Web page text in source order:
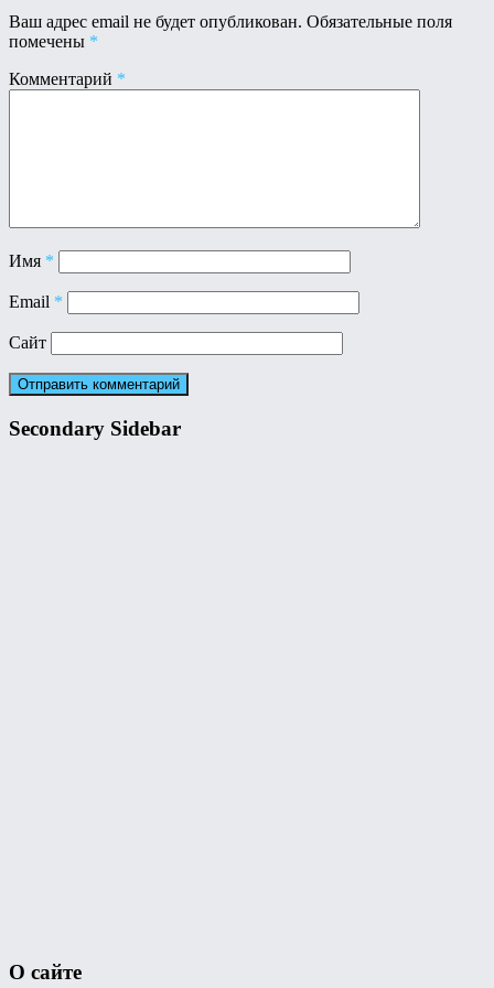
Ваш адрес email не будет опубликован. Обязательные поля
помечены *
Комментарий *
Имя *
Email *
Сайт
Secondary Sidebar
О сайте